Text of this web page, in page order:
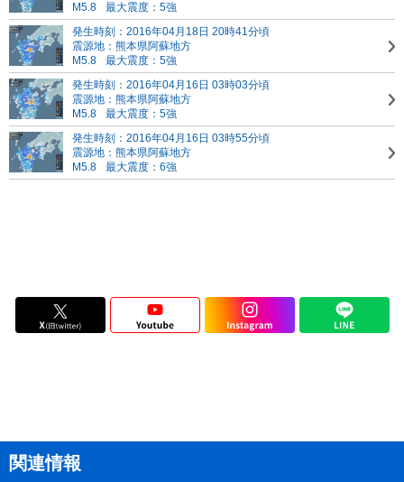
M5.8
最大震度：5強
発生時刻：2016年04月18日 20時41分頃
震源地：熊本県阿蘇地方
M5.8
最大震度：5強
発生時刻：2016年04月16日 03時03分頃
震源地：熊本県阿蘇地方
M5.8
最大震度：5強
発生時刻：2016年04月16日 03時55分頃
震源地：熊本県阿蘇地方
M5.8
最大震度：6強
関連情報